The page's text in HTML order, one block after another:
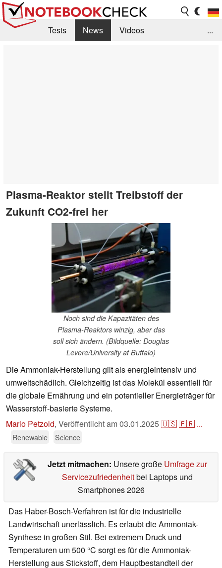
Tests News
Videos
...
Plasma-Reaktor stellt Treibstoff der
Zukunft CO2-frei her
Noch sind die Kapazitäten des
Plasma-Reaktors winzig, aber das
soll sich ändern. (Bildquelle: Douglas
Levere/University at Buffalo)
Die Ammoniak-Herstellung gilt als energieintensiv und
umweltschädlich. Gleichzeitig ist das Molekül essentiell für
die globale Ernährung und ein potentieller Energieträger für
Wasserstoff-basierte Systeme.
Mario Petzold, Veröffentlicht am03.01.2025🇺🇸🇫🇷 ...
Renewable Science
Jetzt mitmachen: Unsere große Umfrage zur
Servicezufriedenheitbei Laptops und
Smartphones 2026
Das Haber-Bosch-Verfahren ist für die industrielle
Landwirtschaft unerlässlich. Es erlaubt die Ammoniak-
Synthese in großen Stil. Bei extremem Druck und
Temperaturen um 500 °C sorgt es für die Ammoniak-
Herstellung aus Stickstoff, dem Hauptbestandteil der